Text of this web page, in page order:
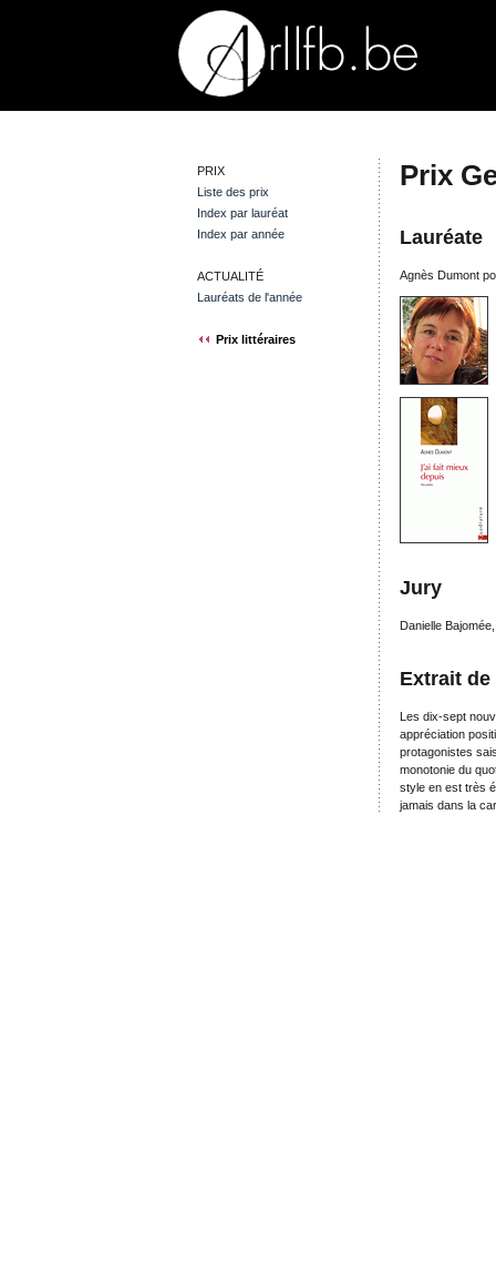
PRIX
Liste des prix
Index par lauréat
Index par année
ACTUALITÉ
Lauréats de l'année
Prix littéraires
Prix
Lauréate
Agnès Dumont
Jury
Danielle
Extrait
Les dix-sept
appréciation
protagonistes
monotonie du
style en est très
jamais dans la